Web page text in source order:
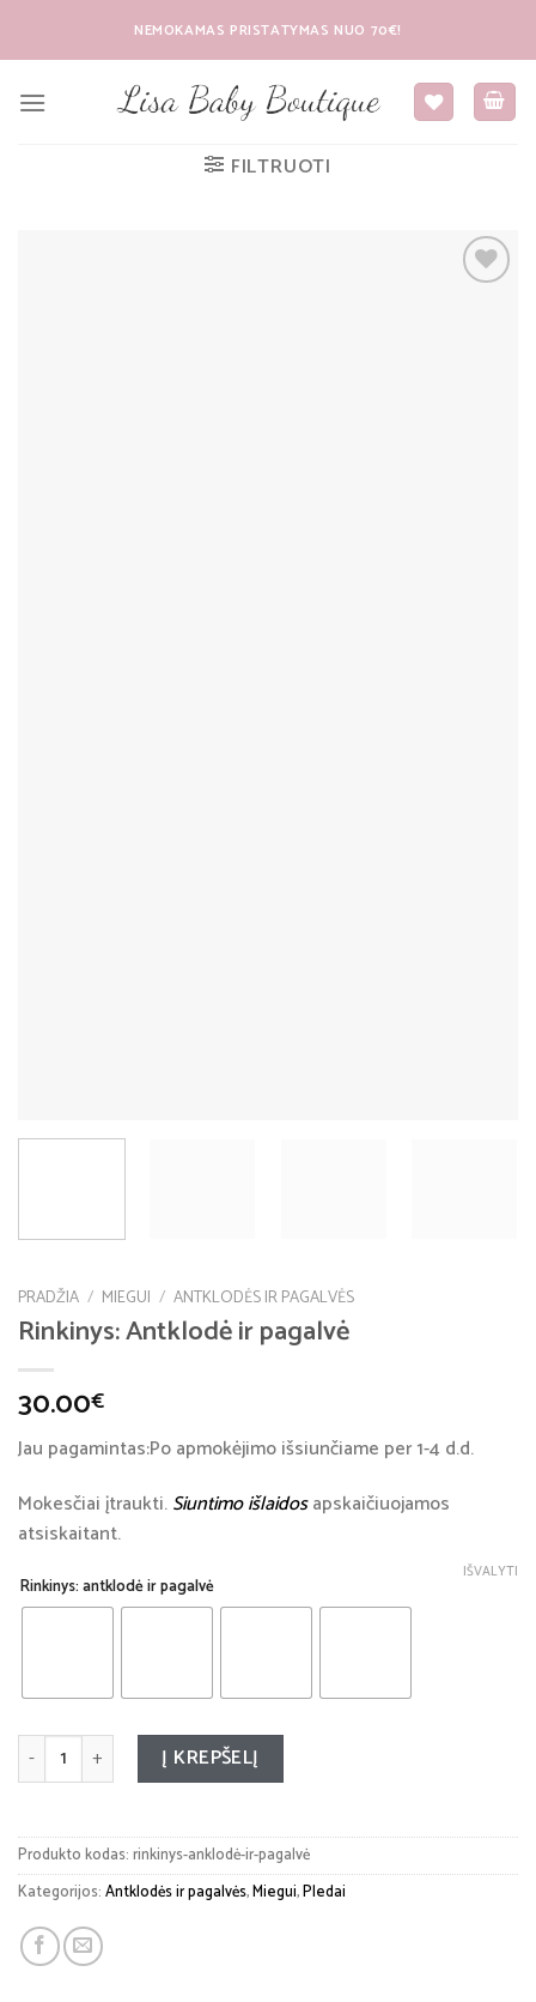
NEMOKAMAS PRISTATYMAS NUO 70€!
FILTRUOTI
PRADŽIA / MIEGUI / ANTKLODĖS IR PAGALVĖS
Rinkinys: Antklodė ir pagalvė
30.00€
Jau pagamintas:Po apmokėjimo išsiunčiame per 1-4 d.d.
Mokesčiai įtraukti.Siuntimo išlaidosapskaičiuojamos
atsiskaitant.
Rinkinys: antklodė ir pagalvė
IŠVALYTI
produkto kiekis: Rinkinys: Antklodė ir pagalvė
Į KREPŠELĮ
Produkto kodas:rinkinys-anklodė-ir-pagalvė
Kategorijos:Antklodės ir pagalvės,Miegui,Pledai